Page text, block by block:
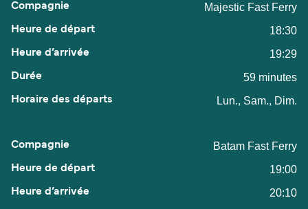
Majestic Fast Ferry
18:30
19:29
59 minutes
Lun., Sam., Dim.
Batam Fast Ferry
19:00
20:10